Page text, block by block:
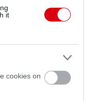
it
cookies on
Diogo Dalot
Edzői stáb
Erik ten Hag